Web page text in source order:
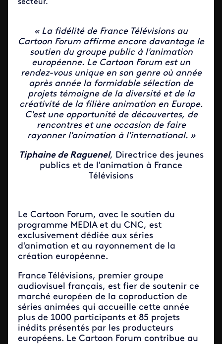
secteur.
« La fidélité de France Télévisions au
Cartoon Forum affirme encore davantage le
soutien du groupe public à l'animation
européenne. Le Cartoon Forum est un
rendez-vous unique en son genre où année
après année la formidable sélection de
projets témoigne de la diversité et de la
créativité de la filière animation en Europe.
C'est une opportunité de découvertes, de
rencontres et une occasion de faire
rayonner l'animation à l'international. »
Tiphaine de Raguenel, Directrice des jeunes
publics et de l'animation à France
Télévisions
Le Cartoon Forum, avec le soutien du
programme MEDIA et du CNC, est
exclusivement dédiée aux séries
d'animation et au rayonnement de la
création européenne.
France Télévisions, premier groupe
audiovisuel français, est fier de soutenir ce
marché européen de la coproduction de
séries animées qui accueille cette année
plus de 1000 participants et 85 projets
inédits présentés par les producteurs
européens. Le Cartoon Forum contribue au